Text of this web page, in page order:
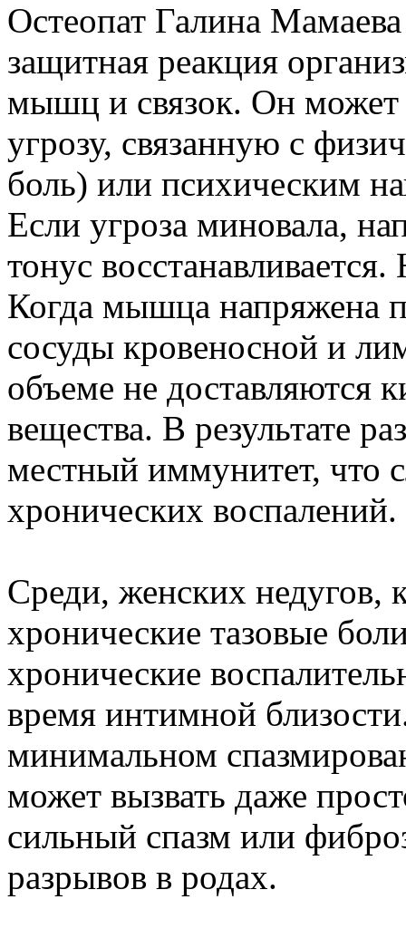
Остеопат Галина Мамаева
защитная реакция
мышц и связок. Он может
угрозу, связанную с
боль) или психическим
Если угроза миновала,
тонус
Когда мышца напряжена
сосуды кровеносной и
объеме не доставляются
вещества. В результате
местный иммунитет, что
хронических воспалений.
Среди, женских недугов,
хронические тазовые
хронические
время интимной
минимальном
может вызвать даже
сильный спазм или
разрывов в родах.